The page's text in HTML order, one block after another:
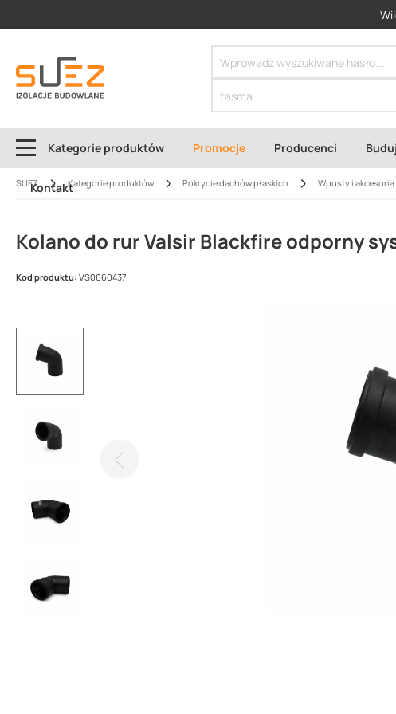
Kategorie produktów Promocje Producenci
Kontakt
SUEZ Kategorie produktów Pokrycie dachów płaskich Wpusty i akcesoria
Kolano do rur Valsir Blackfire odporny
Kod produktu: VS0660437